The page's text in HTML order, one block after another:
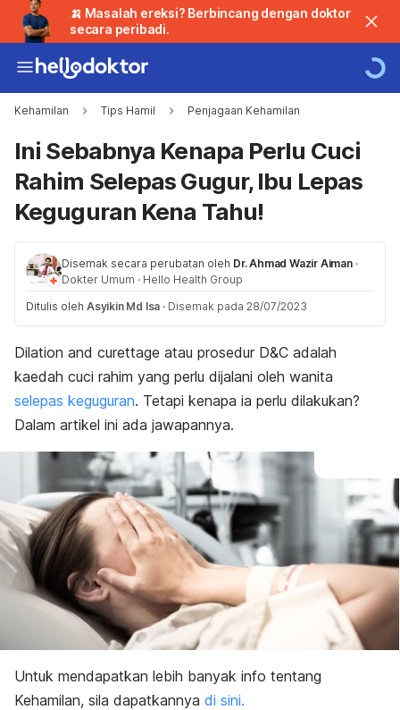
🍌 Masalah ereksi? Berbincang dengan doktor
secara peribadi.
Kehamilan Tips Hamil Penjagaan Kehamilan
Ini Sebabnya Kenapa Perlu Cuci
Rahim Selepas Gugur, Ibu Lepas
Keguguran Kena Tahu!
Disemak secara perubatan oleh Dr. Ahmad Wazir Aiman ·
Dokter Umum · Hello Health Group
Ditulis oleh Asyikin Md Isa · Disemak pada 28/07/2023
Dilation and curettage atau prosedur D&C adalah
kaedah cuci rahim yang perlu dijalani oleh wanita
selepas keguguran. Tetapi kenapa ia perlu dilakukan?
Dalam artikel ini ada jawapannya.
Untuk mendapatkan lebih banyak info tentang
Kehamilan, sila dapatkannya di sini.